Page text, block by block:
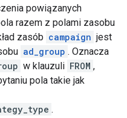
powiązanych
razem z polami zasobu
zasób campaign jest
ad_group . Oznacza
w klauzuli FROM ,
pola takie jak
.